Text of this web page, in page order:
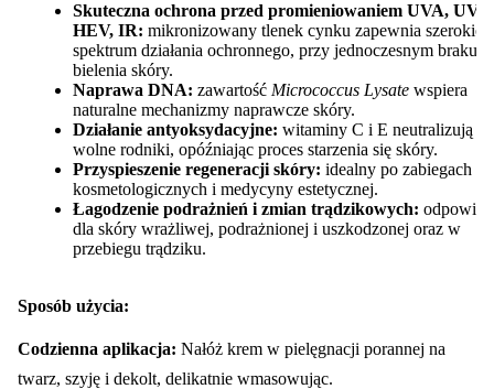
Skuteczna ochrona przed promieniowaniem UVA,
HEV, IR: mikronizowany tlenek cynku zapewnia szerokie
spektrum działania ochronnego, przy jednoczesnym braku
bielenia skóry.
Naprawa DNA: zawartość Micrococcus Lysate wspiera
naturalne mechanizmy naprawcze skóry.
Działanie antyoksydacyjne: witaminy C i E neutralizują
wolne rodniki, opóźniając proces starzenia się skóry.
Przyspieszenie regeneracji skóry: idealny po zabiegach
kosmetologicznych i medycyny estetycznej.
Łagodzenie podrażnień i zmian trądzikowych:
dla skóry wrażliwej, podrażnionej i uszkodzonej oraz w
przebiegu trądziku.
Sposób użycia:
Codzienna aplikacja: Nałóż krem w pielęgnacji porannej na
twarz, szyję i dekolt, delikatnie wmasowując.